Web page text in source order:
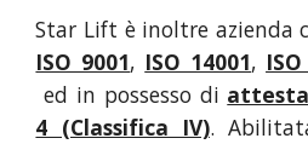
Star Lift è inoltre azienda
ISO 9001, ISO 14001,
ed in possesso di
4 (Classifica IV).